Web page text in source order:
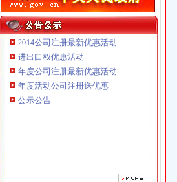
本站导航
2014公司注册最新优惠活动
进出口权优惠活动
年度公司注册最新优惠活动
年度活动公司注册送优惠
公示公告